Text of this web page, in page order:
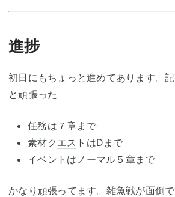
進捗
初日にもちょっと進めてあります。
と頑張った
任務は７章まで
素材ク エス トはDまで
イベントはノーマル５章まで
かなり頑張ってます。雑魚戦が面倒